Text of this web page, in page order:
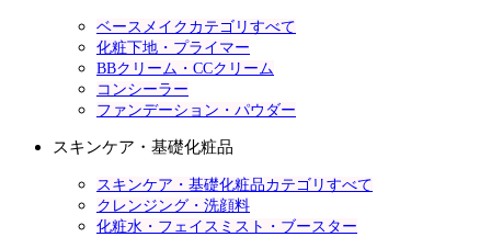
ベースメイクカテゴリすべて
化粧下地・プライマー
BBクリーム・CCクリーム
コンシーラー
ファンデーション・パウダー
スキンケア・基礎化粧品
スキンケア・基礎化粧品カテゴリすべて
クレンジング・洗顔料
化粧水・フェイスミスト・ブースター